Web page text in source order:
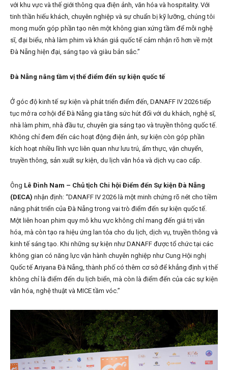
với khu vực và thế giới thông qua điện ảnh, văn hóa và hospitality. Với
tinh thần hiếu khách, chuyên nghiệp và sự chuẩn bị kỹ lưỡng, chúng tôi
mong muốn góp phần tạo nên một không gian xứng tầm để mỗi nghệ
sĩ, đại biểu, nhà làm phim và khán giả quốc tế cảm nhận rõ hơn về một
Đà Nẵng hiện đại, sáng tạo và giàu bản sắc.”
Đà Nẵng nâng tầm vị thế điểm đến sự kiện quốc tế
Ở góc độ kinh tế sự kiện và phát triển điểm đến, DANAFF IV 2026 tiếp
tục mở ra cơ hội để Đà Nẵng gia tăng sức hút đối với du khách, nghệ sĩ,
nhà làm phim, nhà đầu tư, chuyên gia sáng tạo và truyền thông quốc tế.
Không chỉ đem đến các hoạt động điện ảnh, sự kiện còn góp phần
kích hoạt nhiều lĩnh vực liên quan như lưu trú, ẩm thực, vận chuyển,
truyền thông, sản xuất sự kiện, du lịch văn hóa và dịch vụ cao cấp.
Ông Lê Đình Nam – Chủ tịch Chi hội Điểm đến Sự kiện Đà Nẵng
(DECA) nhận định: “DANAFF IV 2026 là một minh chứng rõ nét cho tiềm
năng phát triển của Đà Nẵng trong vai trò điểm đến sự kiện quốc tế.
Một liên hoan phim quy mô khu vực không chỉ mang đến giá trị văn
hóa, mà còn tạo ra hiệu ứng lan tỏa cho du lịch, dịch vụ, truyền thông và
kinh tế sáng tạo. Khi những sự kiện như DANAFF được tổ chức tại các
không gian có năng lực vận hành chuyên nghiệp như Cung Hội nghị
Quốc tế Ariyana Đà Nẵng, thành phố có thêm cơ sở để khẳng định vị thế
không chỉ là điểm đến du lịch biển, mà còn là điểm đến của các sự kiện
văn hóa, nghệ thuật và MICE tầm vóc.”